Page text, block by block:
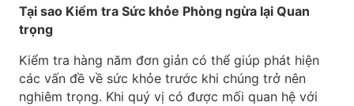
Tại sao Kiểm tra Sức khỏe Phòng ngừa lại Quan
trọng
Kiểm tra hàng năm đơn giản có thể giúp phát hiện
các vấn đề về sức khỏe trước khi chúng trở nên
nghiêm trọng. Khi quý vị có được mối quan hệ với